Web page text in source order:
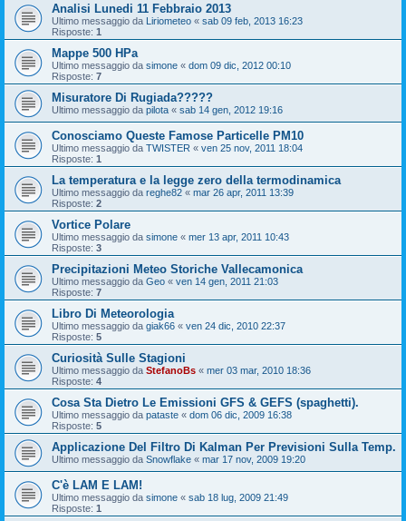
Analisi Lunedi 11 Febbraio 2013
Ultimo messaggio da Liriometeo « sab 09 feb, 2013 16:23
Risposte: 1
Mappe 500 HPa
Ultimo messaggio da simone « dom 09 dic, 2012 00:10
Risposte: 7
Misuratore Di Rugiada?????
Ultimo messaggio da pilota « sab 14 gen, 2012 19:16
Conosciamo Queste Famose Particelle PM10
Ultimo messaggio da TWISTER « ven 25 nov, 2011 18:04
Risposte: 1
La temperatura e la legge zero della termodinamica
Ultimo messaggio da reghe82 « mar 26 apr, 2011 13:39
Risposte: 2
Vortice Polare
Ultimo messaggio da simone « mer 13 apr, 2011 10:43
Risposte: 3
Precipitazioni Meteo Storiche Vallecamonica
Ultimo messaggio da Geo « ven 14 gen, 2011 21:03
Risposte: 7
Libro Di Meteorologia
Ultimo messaggio da giak66 « ven 24 dic, 2010 22:37
Risposte: 5
Curiosità Sulle Stagioni
Ultimo messaggio da StefanoBs « mer 03 mar, 2010 18:36
Risposte: 4
Cosa Sta Dietro Le Emissioni GFS & GEFS (spaghetti).
Ultimo messaggio da pataste « dom 06 dic, 2009 16:38
Risposte: 5
Applicazione Del Filtro Di Kalman Per Previsioni Sulla Temp.
Ultimo messaggio da Snowflake « mar 17 nov, 2009 19:20
C'è LAM E LAM!
Ultimo messaggio da simone « sab 18 lug, 2009 21:49
Risposte: 1